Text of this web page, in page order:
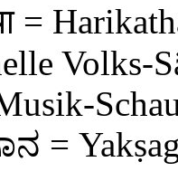
=
Volks-
=